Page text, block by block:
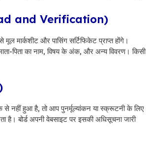
and Verification)
और पासिंग सर्टिफिकेट प्राप्त होंगे।
पिता का नाम, विषय के अंक, और अन्य विवरण। किसी
नहीं हुआ है, तो आप पुनर्मूल्यांकन या स्क्रूटनी के लिए
बोर्ड अपनी वेबसाइट पर इसकी अधिसूचना जारी